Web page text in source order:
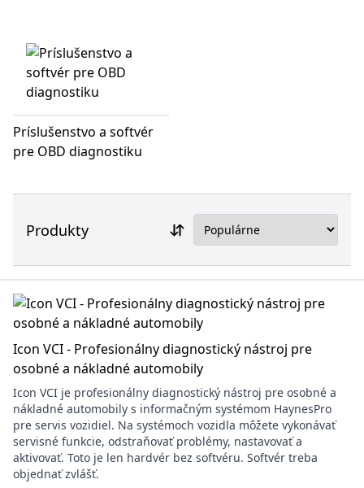
Príslušenstvo a softvér
pre OBD diagnostiku
Produkty
Icon VCI - Profesionálny diagnostický nástroj pre
osobné a nákladné automobily
Icon VCI je profesionálny diagnostický nástroj pre osobné a
nákladné automobily s informačným systémom HaynesPro
pre servis vozidiel. Na systémoch vozidla môžete vykonávať
servisné funkcie, odstraňovať problémy, nastavovať a
aktivovať. Toto je len hardvér bez softvéru. Softvér treba
objednať zvlášť.